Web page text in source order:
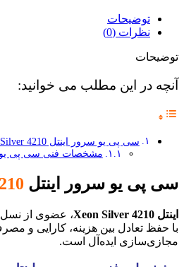
توضیحات
نظرات (0)
توضیحات
آنچه در این مطلب می خوانید:
سی پی یو سرور اینتل Silver 4210
مشخصات فنی سی پی یو
سی پی یو سرور اینتل
اینتل Xeon Silver 4210
با حفظ تعادل بین هزینه، کارایی و
مجازی‌سازی ایده‌آل است.